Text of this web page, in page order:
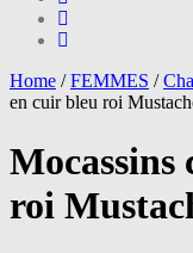
Home / FEMMES /
en cuir bleu roi
Mocassins
roi